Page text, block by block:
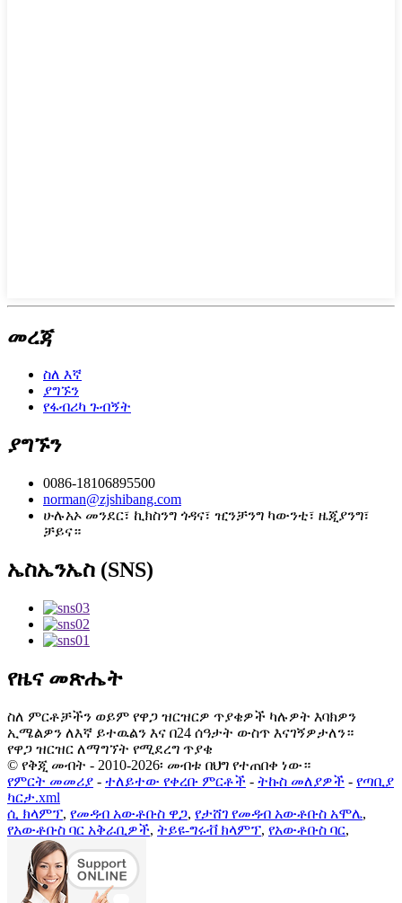
መረጃ
ስለ እኛ
ያግኙን
የፋብሪካ ጉብኝት
ያግኙን
0086-18106895500
norman@zjshibang.com
ሁሉአኦ መንደር፣ ኪክስንግ ጎዳና፣ ዢንቻንግ ካውንቲ፣ ዜጂያንግ፣
ቻይና።
ኤስኤንኤስ (SNS)
የዜና መጽሔት
ስለ ምርቶቻችን ወይም የዋጋ ዝርዝርዎ ጥያቄዎች ካሉዎት እባክዎን
ኢሜልዎን ለእኛ ይተዉልን እና በ24 ሰዓታት ውስጥ እናገኝዎታለን።
የዋጋ ዝርዝር ለማግኘት የሚደረግ ጥያቄ
© የቅጂ መብት - 2010-2026፡ መብቱ በህግ የተጠበቀ ነው።
የምርት መመሪያ - ተለይተው የቀረቡ ምርቶች - ትኩስ መለያዎች - የጣቢያ
ካርታ.xml
ሲ ክላምፕ, የመዳብ አውቶቡስ ዋጋ, የታሸገ የመዳብ አውቶቡስ አሞሌ,
የአውቶቡስ ባር አቅራቢዎች, ትይዩ-ግሩቭ ክላምፕ, የአውቶቡስ ባር,